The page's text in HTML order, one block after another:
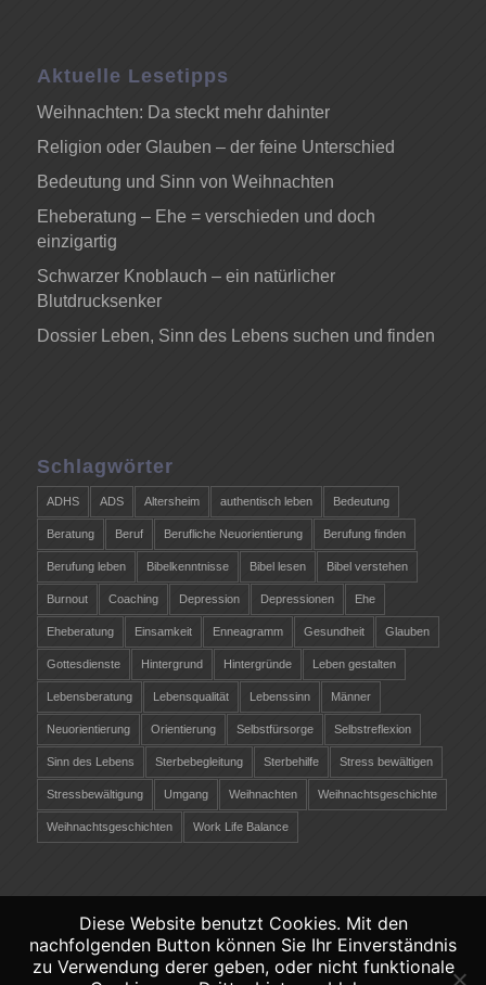
Aktuelle Lesetipps
Weihnachten: Da steckt mehr dahinter
Religion oder Glauben – der feine Unterschied
Bedeutung und Sinn von Weihnachten
Eheberatung – Ehe = verschieden und doch
einzigartig
Schwarzer Knoblauch – ein natürlicher
Blutdrucksenker
Dossier Leben, Sinn des Lebens suchen und finden
Schlagwörter
ADHS ADS Altersheim authentisch leben Bedeutung
Beratung Beruf Berufliche Neuorientierung Berufung finden
Berufung leben Bibelkenntnisse Bibel lesen Bibel verstehen
Burnout Coaching Depression Depressionen Ehe
Eheberatung Einsamkeit Enneagramm Gesundheit Glauben
Gottesdienste Hintergrund Hintergründe Leben gestalten
Lebensberatung Lebensqualität Lebenssinn Männer
Neuorientierung Orientierung Selbstfürsorge Selbstreflexion
Sinn des Lebens Sterbebegleitung Sterbehilfe Stress bewältigen
Stressbewältigung Umgang Weihnachten Weihnachtsgeschichte
Weihnachtsgeschichten Work Life Balance
©Copyright 2026 - Christliche-Lebensberatung.ch
Diese Website benutzt Cookies. Mit den
nachfolgenden Button können Sie Ihr Einverständnis
zu Verwendung derer geben, oder nicht funktionale